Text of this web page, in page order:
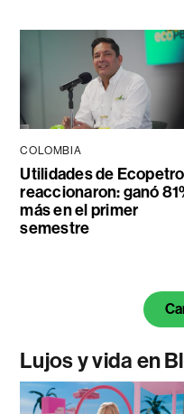
COLOMBIA
Utilidades de
reaccionaron: ganó
más en el primer
semestre
Lujos y vida en